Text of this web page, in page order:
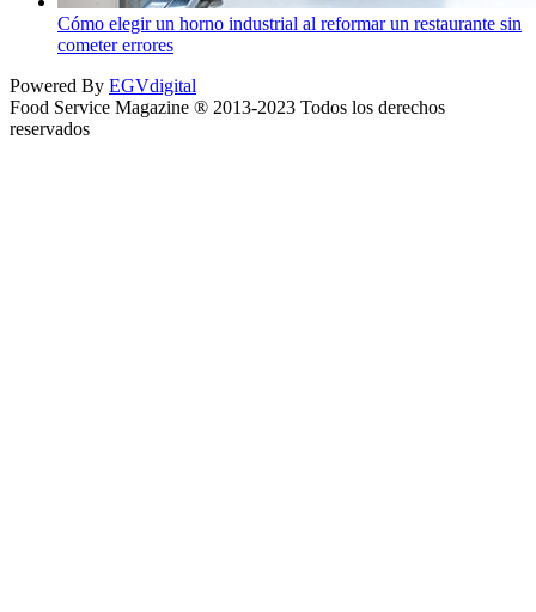
Cómo elegir un horno industrial al reformar un restaurante sin
cometer errores
Powered By EGVdigital
Food Service Magazine ® 2013-2023 Todos los derechos
reservados